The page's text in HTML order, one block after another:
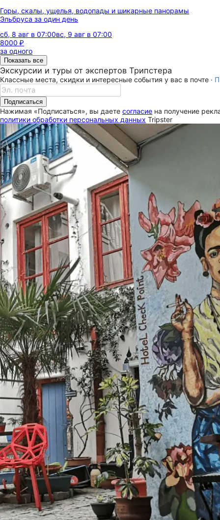
Горы, скалы, ущелья, водопады и шикарные панорамы
Эльбруса за один день
сб, 8 авг в 07:00вс, 9 авг в 07:00
8000 ₽
за одного
Показать все
Экскурсии и туры от экспертов Трипстера
Классные места, скидки и интересные события у вас в почте ·
Подписаться
Нажимая «Подписаться», вы даете согласие на получение
политики обработки персональных данных Tripster